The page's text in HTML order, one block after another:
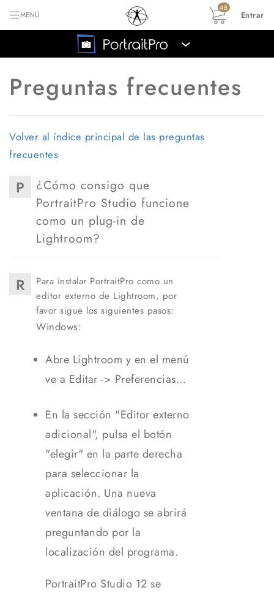
MENÚ
48
Entrar
›
Preguntas frecuentes
Volver al índice principal de las preguntas
frecuentes
P
¿Cómo consigo que
PortraitPro Studio funcione
como un plug-in de
Lightroom?
R
Para instalar PortraitPro como un
editor externo de Lightroom, por
favor sigue los siguientes pasos:
Windows:
Abre Lightroom y en el menú
ve a Editar -> Preferencias...
En la sección "Editor externo
adicional", pulsa el botón
"elegir" en la parte derecha
para seleccionar la
aplicación. Una nueva
ventana de diálogo se abrirá
preguntando por la
localización del programa.
PortraitPro Studio 12 se